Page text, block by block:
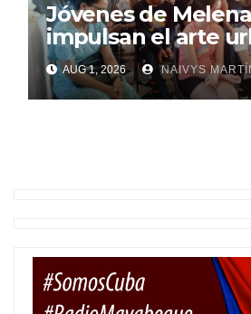
Jóvenes de Melena del Sur
impulsan el arte
AUG 1, 2026 NAIVYS